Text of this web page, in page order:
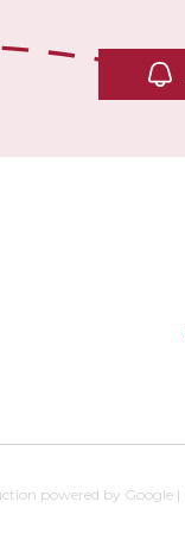
powered by Google |